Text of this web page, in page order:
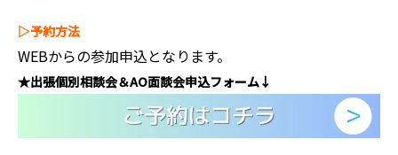
▷予約方法
WEBからの参加申込となります。
★出張個別相談会＆AO面談会申込フォーム↓